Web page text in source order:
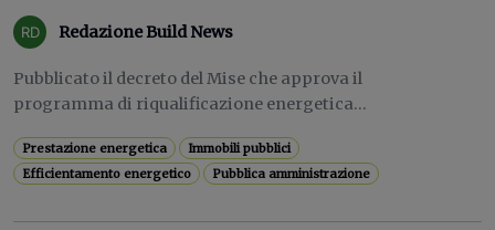
Redazione Build News
Pubblicato il decreto del Mise che approva il
programma di riqualificazione energetica...
Prestazione energetica
Immobili pubblici
Efficientamento energetico
Pubblica amministrazione